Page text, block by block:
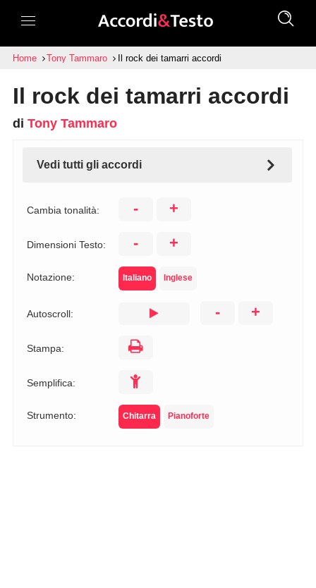
Home Tony Tammaro Il rock dei tamarri accordi
Il rock dei tamarri accordi
di Tony Tammaro
Vedi tutti gli accordi
Cambia tonalità: - +
Dimensioni Testo: - +
Notazione: Italiano Inglese
Autoscroll: - +
Stampa:
Semplifica:
Strumento: Chitarra Pianoforte